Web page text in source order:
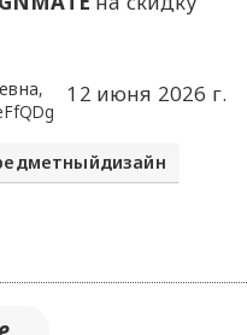
12 июня 2026 г.